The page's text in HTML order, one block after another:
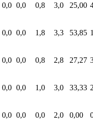
0,0 0,0 0,8 3,0 25,00
0,0 0,0 1,8 3,3 53,85
0,0 0,0 0,8 2,8 27,27
0,0 0,0 1,0 3,0 33,33
0,0 0,0 0,0 2,0 0,00